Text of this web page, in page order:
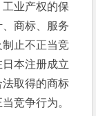
业产权的保
商标、服务
止不正当竞
本注册成立
取得的商标
竞争行为。